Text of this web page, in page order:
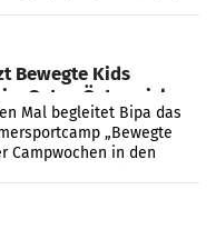
Bewegte Kids
Osten Österreichs
Mal begleitet Bipa das
„Bewegte
Campwochen in den